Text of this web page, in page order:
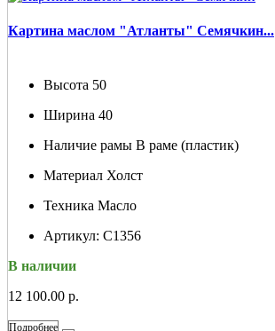
Картина маслом "Атланты" Семячкин...
Высота 50
Ширина 40
Наличие рамы В раме (пластик)
Материал Холст
Техника Масло
Артикул: С1356
В наличии
12 100.00 р.
Подробнее